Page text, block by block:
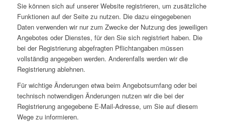
Sie können sich auf unserer Website registrieren, um zusätzliche
Funktionen auf der Seite zu nutzen. Die dazu eingegebenen
Daten verwenden wir nur zum Zwecke der Nutzung des jeweiligen
Angebotes oder Dienstes, für den Sie sich registriert haben. Die
bei der Registrierung abgefragten Pflichtangaben müssen
vollständig angegeben werden. Anderenfalls werden wir die
Registrierung ablehnen.
Für wichtige Änderungen etwa beim Angebotsumfang oder bei
technisch notwendigen Änderungen nutzen wir die bei der
Registrierung angegebene E-Mail-Adresse, um Sie auf diesem
Wege zu informieren.